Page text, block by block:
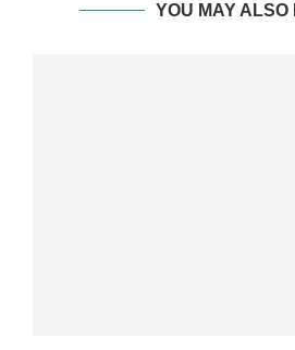
YOU MAY ALSO